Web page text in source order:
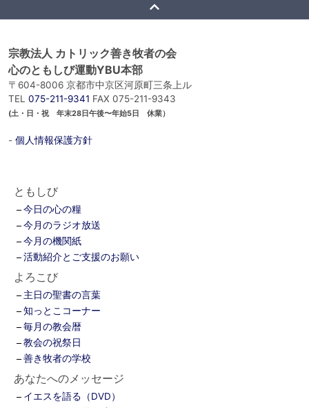
宗教法人 カトリック善き牧者の会
心のともしび運動YBU本部
〒604-8006 京都市中京区河原町三条上ル
TEL 075-211-9341 FAX 075-211-9343
(土・日・祝 年末28日午後〜年始5日 休業）
- 個人情報保護方針
ともしび
今日の心の糧
今月のラジオ放送
今月の機関紙
活動紹介とご支援のお願い
よろこび
主日の聖書の言葉
知っとこコーナー
毎月の教会暦
教会の祝祭日
善き牧者の学校
あなたへのメッセージ
イエスを語る（DVD）